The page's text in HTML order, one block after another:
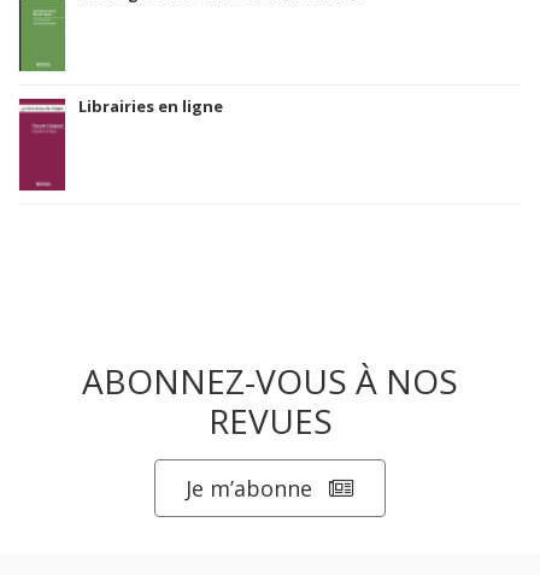
Librairies en ligne
ABONNEZ-VOUS À NOS
REVUES
Je m’abonne